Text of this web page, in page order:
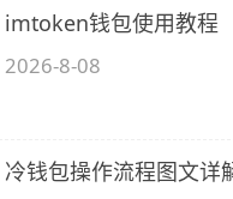
imtoken钱包使用教程
2026-8-08
冷钱包操作流程图文详